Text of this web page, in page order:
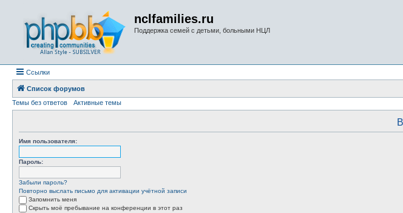
nclfamilies.ru
Поддержка семей с детьми, больными НЦЛ
Ссылки
Список форумов
Темы без ответов
Активные темы
Имя пользователя:
Пароль:
Забыли пароль?
Повторно выслать письмо для активации учётной записи
Запомнить меня
Скрыть моё пребывание на конференции в этот раз